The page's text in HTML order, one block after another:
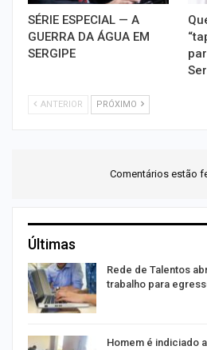
SÉRIE ESPECIAL — A
GUERRA DA ÁGUA EM
SERGIPE
ANTERIOR PRÓXIMO
Comentários estão
Últimas
Rede de Talentos
trabalho para
Homem é indiciado